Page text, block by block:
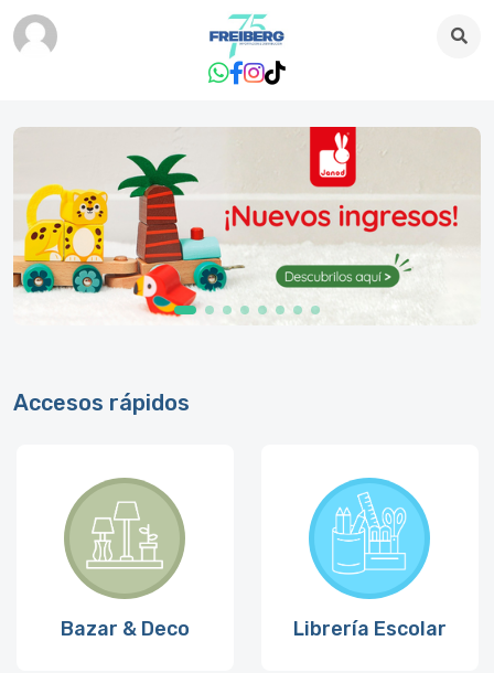
Accesos rápidos
Bazar & Deco Librería Escolar